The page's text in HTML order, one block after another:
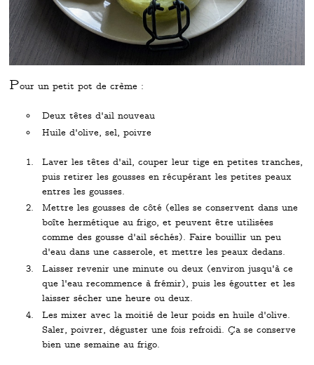
Pour un petit pot de crème :
Deux têtes d'ail nouveau
Huile d'olive, sel, poivre
Laver les têtes d'ail, couper leur tige en petites tranches,
puis retirer les gousses en récupérant les petites peaux
entres les gousses.
Mettre les gousses de côté (elles se conservent dans une
boîte hermétique au frigo, et peuvent être utilisées
comme des gousse d'ail séchés). Faire bouillir un peu
d'eau dans une casserole, et mettre les peaux dedans.
Laisser revenir une minute ou deux (environ jusqu'à ce
que l'eau recommence à frémir), puis les égoutter et les
laisser sécher une heure ou deux.
Les mixer avec la moitié de leur poids en huile d'olive.
Saler, poivrer, déguster une fois refroidi. Ça se conserve
bien une semaine au frigo.